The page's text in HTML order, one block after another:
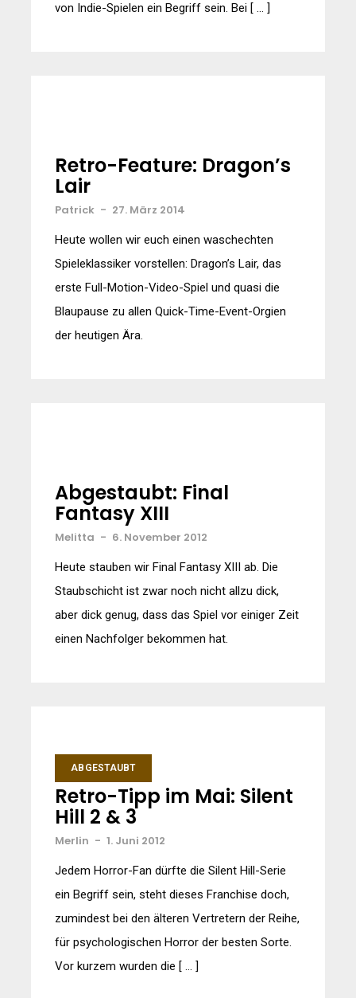
von Indie-Spielen ein Begriff sein. Bei [ … ]
Retro-Feature: Dragon’s
Lair
Patrick - 27. März 2014
Heute wollen wir euch einen waschechten
Spieleklassiker vorstellen: Dragon’s Lair, das
erste Full-Motion-Video-Spiel und quasi die
Blaupause zu allen Quick-Time-Event-Orgien
der heutigen Ära.
Abgestaubt: Final
Fantasy XIII
Melitta - 6. November 2012
Heute stauben wir Final Fantasy XIII ab. Die
Staubschicht ist zwar noch nicht allzu dick,
aber dick genug, dass das Spiel vor einiger Zeit
einen Nachfolger bekommen hat.
ABGESTAUBT
Retro-Tipp im Mai: Silent
Hill 2 & 3
Merlin - 1. Juni 2012
Jedem Horror-Fan dürfte die Silent Hill-Serie
ein Begriff sein, steht dieses Franchise doch,
zumindest bei den älteren Vertretern der Reihe,
für psychologischen Horror der besten Sorte.
Vor kurzem wurden die [ … ]